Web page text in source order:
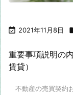
 2021年11月8日
重要事項説明の
賃貸）
不動産の売買契約